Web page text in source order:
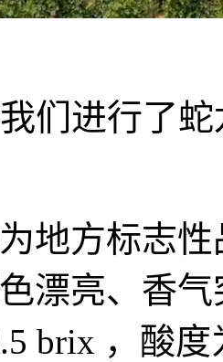
们进行了
地方标志
漂亮、香
brix ，酸